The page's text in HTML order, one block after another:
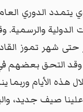
الدوري
الدولية
حتى شهر تموز
هذه الأيام وربما
صيف جديد،